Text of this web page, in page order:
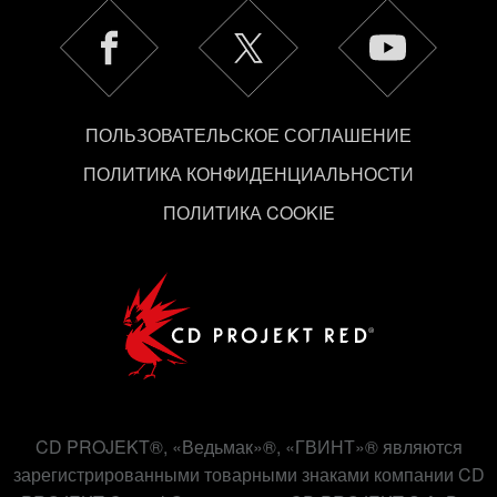
Найти подробную информацию о том, как мы
используем ваши файлы cookie, и изменить
связанные с ними параметры можно в меню
«Настройки» ниже.
ПОЛЬЗОВАТЕЛЬСКОЕ СОГЛАШЕНИЕ
ПОЛИТИКА КОНФИДЕНЦИАЛЬНОСТИ
ПОЛИТИКА COOKIE
CD PROJEKT®, «Ведьмак»®, «ГВИНТ»® являются
зарегистрированными товарными знаками компании CD